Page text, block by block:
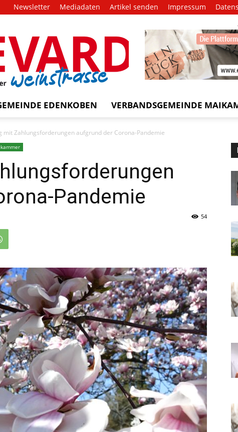
Newsletter Mediadaten Artikel senden Impressum
EDENKOBEN VERBANDSGEMEINDE
mit Zahlungsforderungen aufgrund der Corona-Pandemie
Pandemie
54